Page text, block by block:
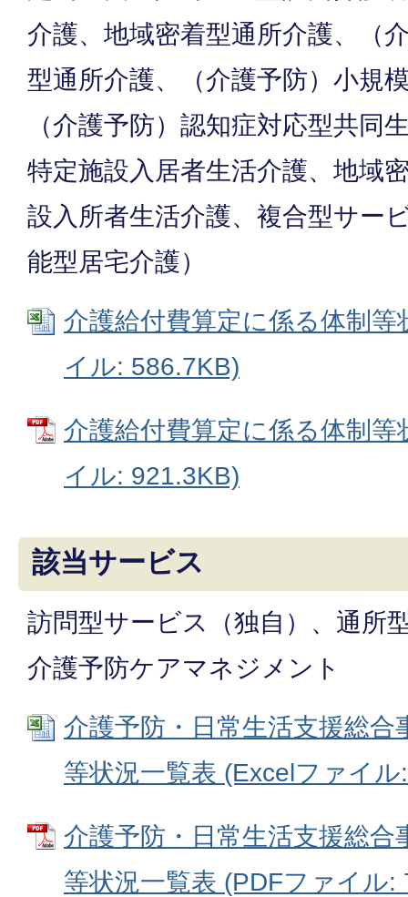
介護、地域密着型通所介護、（
型通所介護、（介護予防）小規
（介護予防）認知症対応型共同
特定施設入居者生活介護、地域
設入所者生活介護、複合型サー
能型居宅介護）
介護給付費算定に係る体制
イル: 586.7KB)
介護給付費算定に係る体制
イル: 921.3KB)
該当サービス
訪問型サービス（独自）、通所
介護予防ケアマネジメント
介護予防・日常生活支援総合
等状況一覧表 (Excelファイ
介護予防・日常生活支援総合
等状況一覧表 (PDFファイル: